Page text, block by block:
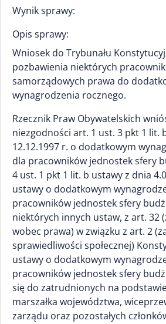
Wynik sprawy:
Opis sprawy:
Wniosek do Trybunału
pozbawienia niektórych
samorządowych prawa do
wynagrodzenia rocznego.
Rzecznik Praw Obywatelskich
niezgodności art. 1 ust. 3 pkt 1 lit.
12.12.1997 r. o dodatkowym
dla pracowników jednostek sfery
4 ust. 1 pkt 1 lit. b ustawy z dnia
ustawy o dodatkowym
pracowników jednostek sfery
niektórych innych ustaw, z art. 32
wobec prawa) w związku z art. 2
sprawiedliwości społecznej)
ustawy o dodatkowym
pracowników jednostek sfery
się do zatrudnionych na
marszałka województwa,
zarządu oraz pozostałych